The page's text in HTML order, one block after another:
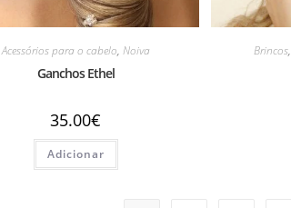
Acessórios para o cabelo, Noiva
Ganchos Ethel
35.00€
Adicionar
Brincos,